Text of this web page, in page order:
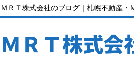
ＭＲＴ株式会社のブログ｜札幌不動産
ＭＲＴ株式会